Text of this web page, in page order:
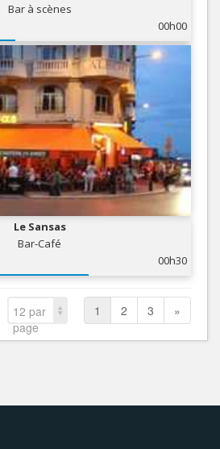
Bar à scènes
00h00
Le Sansas
Bar-Café
00h30
12 par
page
1 2 3 »